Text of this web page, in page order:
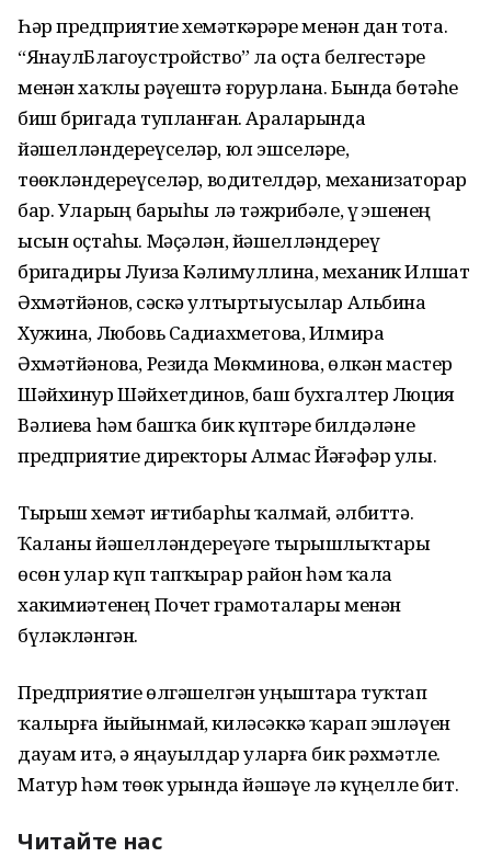
Һәр предприятие хеҙмәт­кәр­ҙәре менән дан тота.
“ЯнаулБлагоустройство” ла оҫта белгес­тәре
менән хаҡлы рәүештә ғо­рур­лана. Бында бөтәһе
биш бригада тупланған. Араларында
йәшелләндереүселәр, юл эшсе­ләре,
төҙөкләндереүселәр, во­дителдәр, механизаторҙар
бар. Уларҙың барыһы лә тәжрибәле, үҙ эшенең
ысын оҫтаһы. Мә­ҫәлән, йәшелләндереү
бригадиры Луиза Кәлимуллина, механик Илшат
Әхмәтйәнов, сәскә ултыртыусылар Альбина
Хужина, Любовь Садиахметова, Илмира
Әхмәтйәнова, Резида Мөкминова, өлкән мастер
Шәйхинур Шәйхетдинов, баш бухгалтер Люция
Вәлиева һәм башҡа бик күптәрҙе билдәләне
предприятие директоры Алмас Йәғәфәр улы.
Тырыш хеҙмәт иғтибарһыҙ ҡалмай, әлбиттә.
Ҡаланы йә­шелләндереүҙәге тырыш­лыҡ­тары
өсөн улар күп тапҡырҙар район һәм ҡала
хакимиәтенең Почет грамоталары менән
бүләкләнгән.
Предприятие өлгәшелгән уңыштарҙа туҡтап
ҡалырға йыйын­май, киләсәккә ҡарап эшләүен
дауам итә, ә яңауылдар уларға бик рәхмәтле.
Матур һәм төҙөк урында йәшәүе лә күңелле бит.
Читайте нас